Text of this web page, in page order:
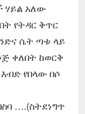
ሃይል አለው
የትዳር ቅጥር
ሴት ጣቱ ላይ
ቀለበት ከወርቅ
የበላው በሶ
….(ስትደነግጥ